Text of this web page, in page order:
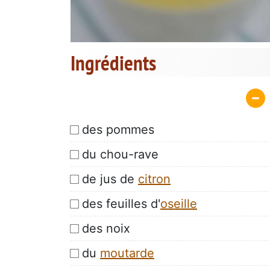
Ingrédients
des pommes
du chou-rave
de jus de citron
des feuilles d'oseille
des noix
du moutarde